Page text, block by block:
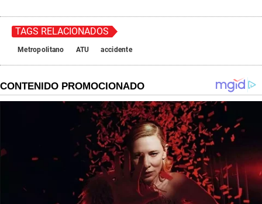
TAGS RELACIONADOS
Metropolitano ATU accidente